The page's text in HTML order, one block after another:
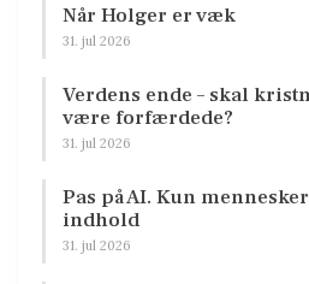
Når Holger er væk
31. jul 2026
Verdens ende – skal
være forfærdede?
31. jul 2026
Pas på AI. Kun
indhold
31. jul 2026